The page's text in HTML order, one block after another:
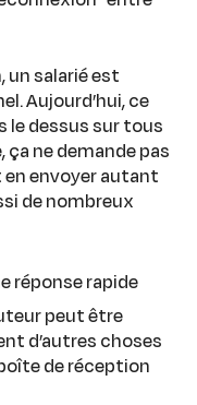
un salarié est
Aujourd’hui, ce
le dessus sur tous
ça ne demande pas
envoyer autant
de nombreux
réponse rapide
peut être
d’autres choses
de réception